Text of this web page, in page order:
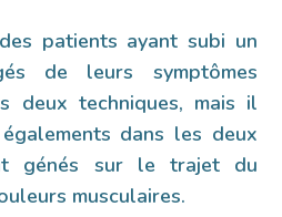
patients ayant subi un
de leurs symptômes
deux techniques, mais il
dans les deux
génés sur le trajet du
musculaires.